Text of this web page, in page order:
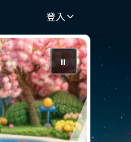
登入
⏸